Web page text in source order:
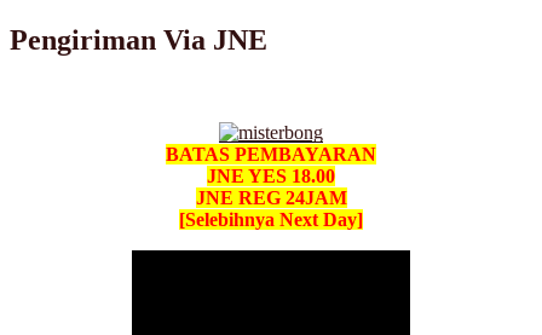
Pengiriman Via JNE
BATAS PEMBAYARAN
JNE YES 18.00
JNE REG 24JAM
[Selebihnya Next Day]